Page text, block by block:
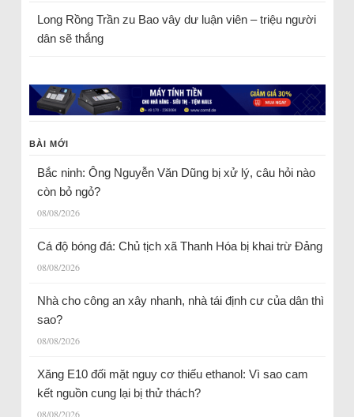
Long Rồng Trầnzu Bao vây dư luận viên – triệu người
dân sẽ thắng
BÀI MỚI
Bắc ninh: Ông Nguyễn Văn Dũng bị xử lý, câu hỏi nào
còn bỏ ngỏ?
08/08/2026
Cá độ bóng đá: Chủ tịch xã Thanh Hóa bị khai trừ Đảng
08/08/2026
Nhà cho công an xây nhanh, nhà tái định cư của dân thì
sao?
08/08/2026
Xăng E10 đối mặt nguy cơ thiếu ethanol: Vì sao cam
kết nguồn cung lại bị thử thách?
08/08/2026